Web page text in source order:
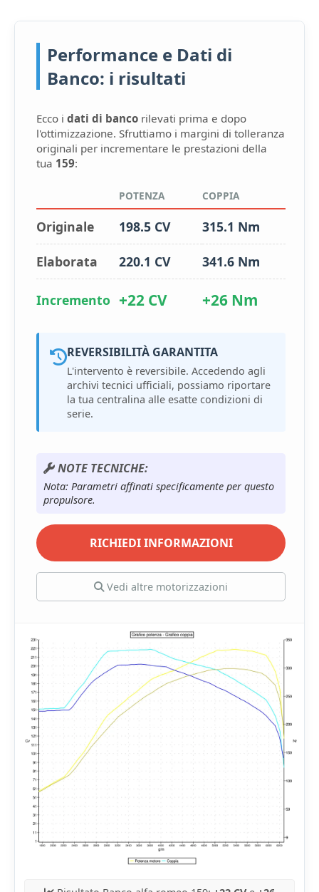
Performance e Dati di
Banco: i risultati
Ecco i dati di banco rilevati prima e dopo
l'ottimizzazione. Sfruttiamo i margini di tolleranza
originali per incrementare le prestazioni della
tua 159:
POTENZA COPPIA
Originale 198.5 CV 315.1 Nm
Elaborata 220.1 CV 341.6 Nm
Incremento +22 CV +26 Nm
REVERSIBILITÀ GARANTITA
L'intervento è reversibile. Accedendo agli
archivi tecnici ufficiali, possiamo riportare
la tua centralina alle esatte condizioni di
serie.
NOTE TECNICHE:
Nota: Parametri affinati specificamente per questo
propulsore.
RICHIEDI INFORMAZIONI
Vedi altre motorizzazioni